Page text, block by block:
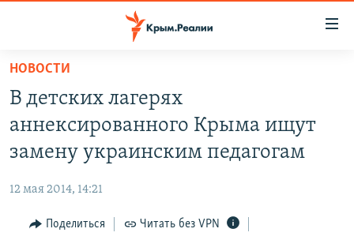
Вернуться
основному
содержанию
главной
Вернутся
СПЕЦПРОЕКТЫ
11 ЛЕТ ОККУПАЦИИ КРЫМА. 11 ИСТОРИЙ СОПРОТИВЛЕНИЯ
ЕЩЕ
ИНТЕРАКТИВ
РАДІО СВОБОДА
НОВОСТИ
В детских лагерях
аннексированного Крыма ищут
замену украинским педагогам
12 мая 2014, 14:21
Поделиться Читать без VPN